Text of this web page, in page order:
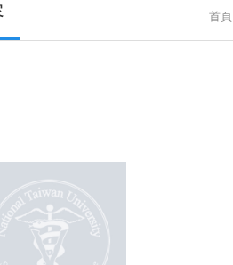
首頁